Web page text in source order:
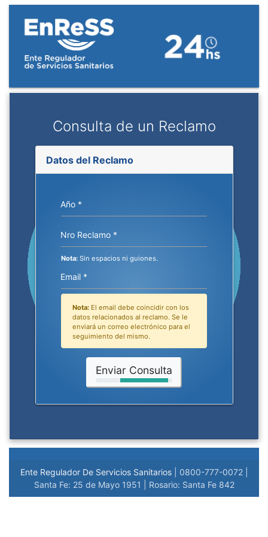
Consulta de un Reclamo
Datos del Reclamo
Año *
Nro Reclamo *
Nota: Sin espacios ni guiones.
Email *
Nota: El email debe coincidir con los
datos relacionados al reclamo. Se le
enviará un correo electrónico para el
seguimiento del mismo.
Enviar Consulta
Ente Regulador De Servicios Sanitarios
| 0800-777-0072 |
Santa Fe: 25 de Mayo 1951 | Rosario: Santa Fe 842